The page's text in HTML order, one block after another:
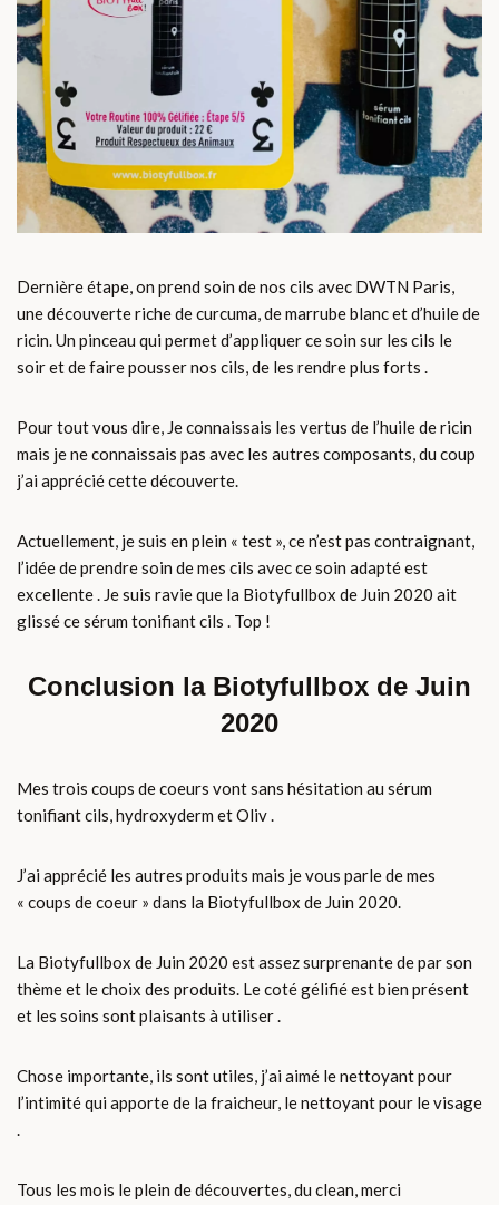
Dernière étape, on prend soin de nos cils avec DWTN Paris,
une découverte riche de curcuma, de marrube blanc et d’huile de
ricin. Un pinceau qui permet d’appliquer ce soin sur les cils le
soir et de faire pousser nos cils, de les rendre plus forts .
Pour tout vous dire, Je connaissais les vertus de l’huile de ricin
mais je ne connaissais pas avec les autres composants, du coup
j’ai apprécié cette découverte.
Actuellement, je suis en plein « test », ce n’est pas contraignant,
l’idée de prendre soin de mes cils avec ce soin adapté est
excellente . Je suis ravie que la Biotyfullbox de Juin 2020 ait
glissé ce sérum tonifiant cils . Top !
Conclusion la Biotyfullbox de Juin
2020
Mes trois coups de coeurs vont sans hésitation au sérum
tonifiant cils, hydroxyderm et Oliv .
J’ai apprécié les autres produits mais je vous parle de mes
« coups de coeur » dans la Biotyfullbox de Juin 2020.
La Biotyfullbox de Juin 2020 est assez surprenante de par son
thème et le choix des produits. Le coté gélifié est bien présent
et les soins sont plaisants à utiliser .
Chose importante, ils sont utiles, j’ai aimé le nettoyant pour
l’intimité qui apporte de la fraicheur, le nettoyant pour le visage
.
Tous les mois le plein de découvertes, du clean, merci